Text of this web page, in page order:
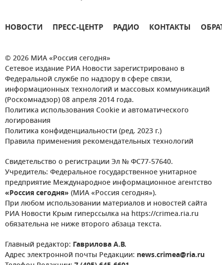
НОВОСТИ ПРЕСС-ЦЕНТР РАДИО КОНТАКТЫ
© 2026 МИА «Россия сегодня»
Сетевое издание РИА Новости зарегистрировано в
Федеральной службе по надзору в сфере связи,
информационных технологий и массовых коммуникаций
(Роскомнадзор) 08 апреля 2014 года.
Политика использования Cookie и автоматического
логирования
Политика конфиденциальности (ред. 2023 г.)
Правила применения рекомендательных технологий
Свидетельство о регистрации Эл № ФС77-57640.
Учредитель: Федеральное государственное унитарное
предприятие Международное информационное агентство
«Россия сегодня» (МИА «Россия сегодня»).
При любом использовании материалов и новостей сайта
РИА Новости Крым гиперссылка на https://crimea.ria.ru
обязательна не ниже второго абзаца текста.
Главный редактор: Гаврилова А.В.
Адрес электронной почты Редакции: news.crimea@ria.ru